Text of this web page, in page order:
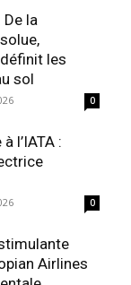
la
les
sol
0
l’IATA :
0
Airlines